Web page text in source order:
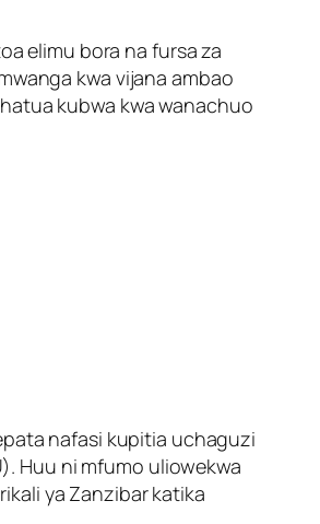
elimu bora na fursa za
kwa vijana ambao
kubwa kwa wanachuo
nafasi kupitia uchaguzi
Huu ni mfumo uliowekwa
ya Zanzibar katika